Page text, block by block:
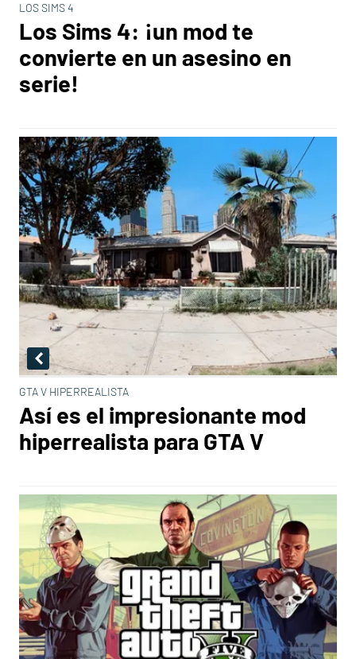
LOS SIMS 4
Los Sims 4: ¡un mod te
convierte en un asesino en
serie!
GTA V HIPERREALISTA
Así es el impresionante mod
hiperrealista para GTA V